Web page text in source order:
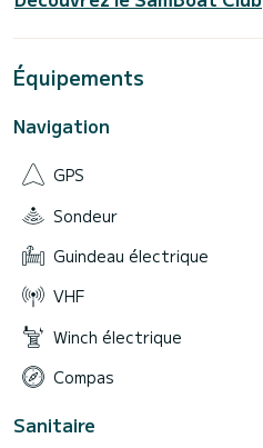
Équipements
Navigation
GPS
Sondeur
Guindeau électrique
VHF
Winch électrique
Compas
Sanitaire